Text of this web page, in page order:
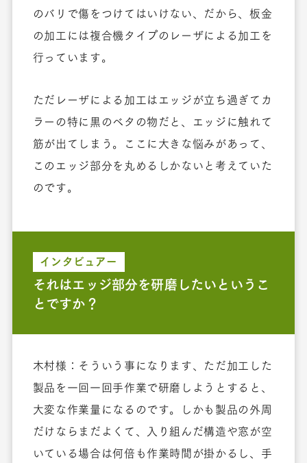
のバリで傷をつけてはいけない、だから、板金
の加工には複合機タイプのレーザによる加工を
行っています。
ただレーザによる加工はエッジが立ち過ぎてカ
ラーの特に黒のベタの物だと、エッジに触れて
筋が出てしまう。ここに大きな悩みがあって、
このエッジ部分を丸めるしかないと考えていた
のです。
インタビュアー
それはエッジ部分を研磨したいというこ
とですか？
木村様：そういう事になります、ただ加工した
製品を一回一回手作業で研磨しようとすると、
大変な作業量になるのです。しかも製品の外周
だけならまだよくて、入り組んだ構造や窓が空
いている場合は何倍も作業時間が掛かるし、手